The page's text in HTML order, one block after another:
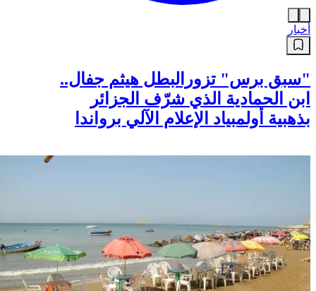
أخبار
"سبق برس" تزورالبطل هيثم جفال..
ابن الحمادية الذي شرّف الجزائر
بذهبية أولمبياد الإعلام الآلي برواندا